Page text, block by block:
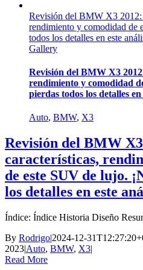
Revisión del BMW X3 2012:
rendimiento y comodidad de
todos los detalles en este
Gallery
Revisión del BMW X3
rendimiento y comodidad
pierdas todos los detalles
Auto, BMW, X3
Revisión del BMW
características,
de este SUV de lujo.
los detalles en este
Índice: Índice Historia Diseño
By Rodrigo|2024-12-
2023|Auto, BMW, X3|
Read More